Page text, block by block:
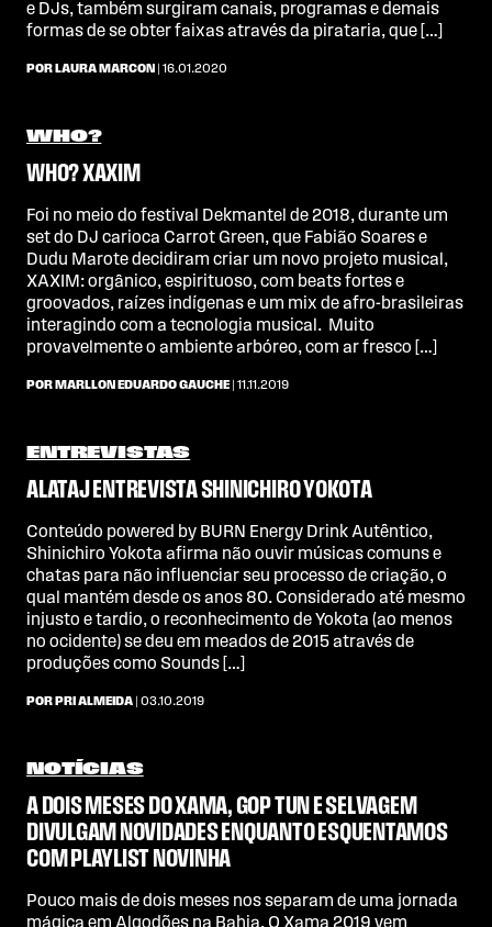
e DJs, também surgiram canais, programas e demais
formas de se obter faixas através da pirataria, que […]
POR LAURA MARCON | 16.01.2020
WHO?
WHO? XAXIM
Foi no meio do festival Dekmantel de 2018, durante um
set do DJ carioca Carrot Green, que Fabião Soares e
Dudu Marote decidiram criar um novo projeto musical,
XAXIM: orgânico, espirituoso, com beats fortes e
groovados, raízes indígenas e um mix de afro-brasileiras
interagindo com a tecnologia musical. Muito
provavelmente o ambiente arbóreo, com ar fresco […]
POR MARLLON EDUARDO GAUCHE | 11.11.2019
ENTREVISTAS
ALATAJ ENTREVISTA SHINICHIRO YOKOTA
Conteúdo powered by BURN Energy Drink Autêntico,
Shinichiro Yokota afirma não ouvir músicas comuns e
chatas para não influenciar seu processo de criação, o
qual mantém desde os anos 80. Considerado até mesmo
injusto e tardio, o reconhecimento de Yokota (ao menos
no ocidente) se deu em meados de 2015 através de
produções como Sounds […]
POR PRI ALMEIDA | 03.10.2019
NOTÍCIAS
A DOIS MESES DO XAMA, GOP TUN E SELVAGEM
DIVULGAM NOVIDADES ENQUANTO ESQUENTAMOS
COM PLAYLIST NOVINHA
Pouco mais de dois meses nos separam de uma jornada